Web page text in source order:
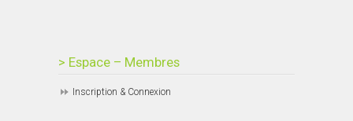
> Espace – Membres
Inscription & Connexion